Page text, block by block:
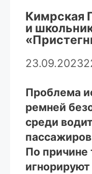
Кимрская
и
23.09.2023
Проблема
ремней
среди
По причине